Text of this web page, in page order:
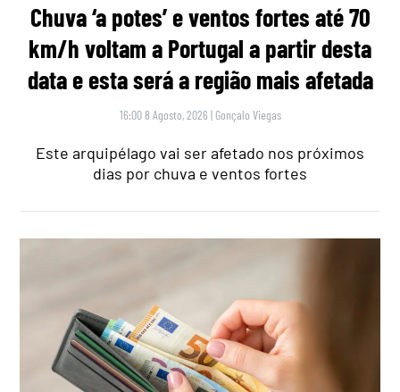
Chuva ‘a potes’ e ventos fortes até 70
km/h voltam a Portugal a partir desta
data e esta será a região mais afetada
16:00 8 Agosto, 2026 | Gonçalo Viegas
Este arquipélago vai ser afetado nos próximos
dias por chuva e ventos fortes